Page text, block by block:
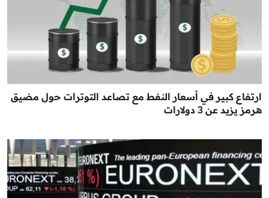
ارتفاع كبير في أسعار النفط مع تصاعد التوترات حول مضيق
هرمز يزيد عن 3 دولارات